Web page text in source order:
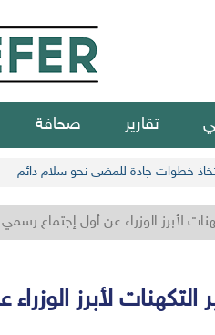
تقارير صحافة
خطوات جادة للمضي نحو سلام دائم
لأبرز الوزراء عن أول إجتماع
التكهنات لأبرز